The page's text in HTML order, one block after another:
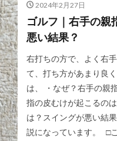
2024年2月27日
ゴルフ｜右手の親
悪い結果？
右打ちの方で、よく右
て、打ち方があまり良
は、 ・なぜ？右手の親
指の皮むけが起こるの
は？スイングが悪い結
説になっています。 □